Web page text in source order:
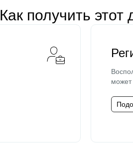
Как получить этот
может